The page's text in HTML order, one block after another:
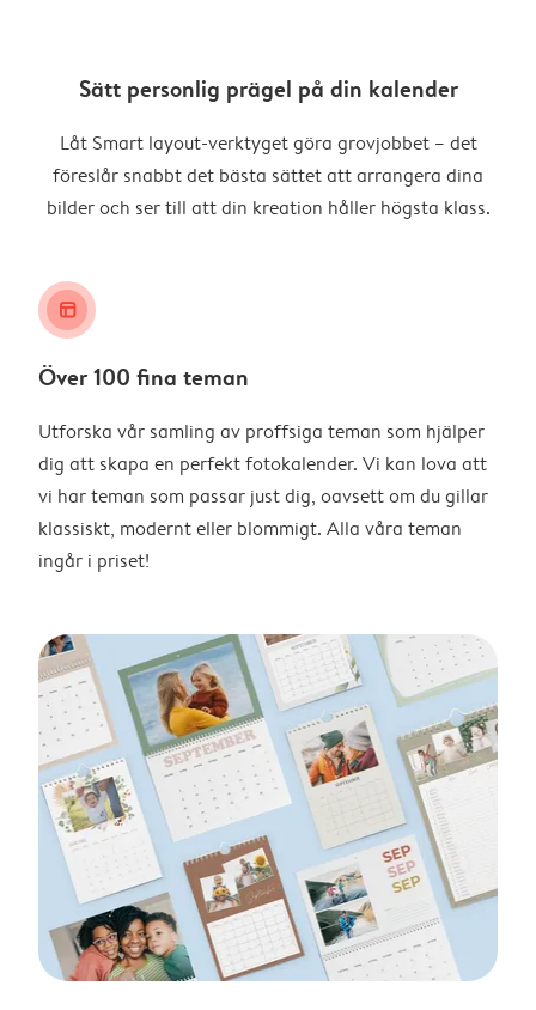
Sätt personlig prägel på din kalender
Låt Smart layout-verktyget göra grovjobbet – det
föreslår snabbt det bästa sättet att arrangera dina
bilder och ser till att din kreation håller högsta klass.
layout_alt
Över 100 fina teman
Utforska vår samling av proffsiga teman som hjälper
dig att skapa en perfekt fotokalender. Vi kan lova att
vi har teman som passar just dig, oavsett om du gillar
klassiskt, modernt eller blommigt. Alla våra teman
ingår i priset!